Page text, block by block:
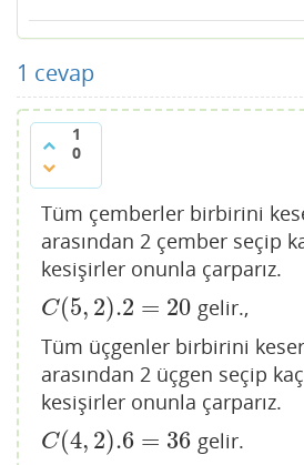
1 cevap
1
0
Tüm çemberler birbirini
arasından 2 çember seçip
kesişirler onunla çarparız.
C(5, 2).2 = 20
C(5,2) .2=20
gelir.,
Tüm üçgenler birbirini
arasından 2 üçgen seçip
kesişirler onunla çarparız.
C(4, 2).6 = 36
C(4,2) .6=36
gelir.